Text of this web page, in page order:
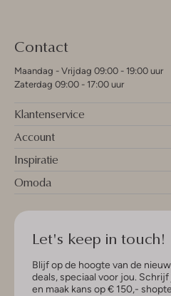
Contact
Maandag - Vrijdag 09:00 - 19:00 uur
Zaterdag 09:00 - 17:00 uur
Klantenservice
Account
Inspiratie
Omoda
Let's keep in touch!
Blijf op de hoogte van de
deals, speciaal voor jou.
en maak kans op € 150,-